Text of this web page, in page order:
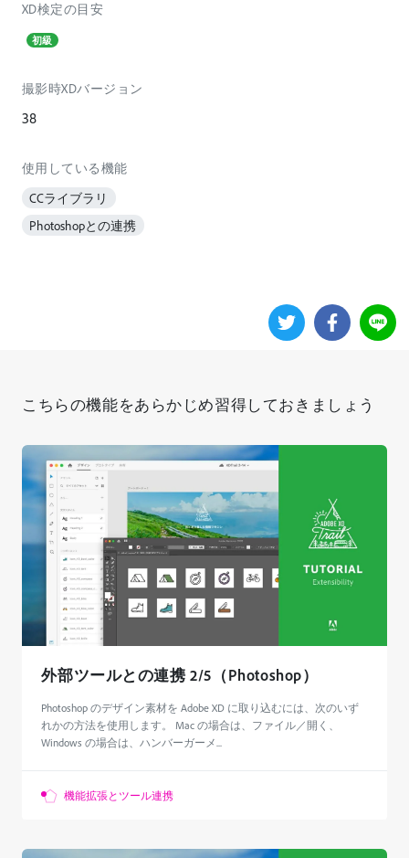
XD検定の目安
初級
撮影時XDバージョン
38
使用している機能
CCライブラリ
Photoshopとの連携
こちらの機能をあらかじめ習得しておきましょう
外部ツールとの連携 2/5（Photoshop）
Photoshop のデザイン素材を Adobe XD に取り込むには、次のいず
れかの方法を使用します。 Mac の場合は、ファイル／開く、
Windows の場合は、ハンバーガーメ...
機能拡張とツール連携